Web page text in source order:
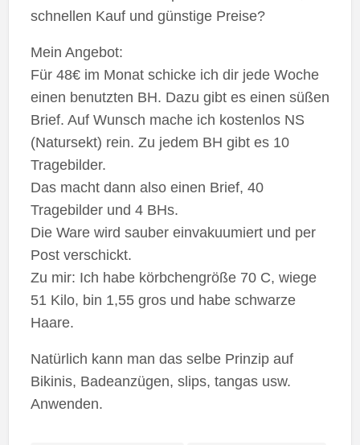
schnellen Kauf und günstige Preise?
Mein Angebot:
Für 48€ im Monat schicke ich dir jede Woche
einen benutzten BH. Dazu gibt es einen süßen
Brief. Auf Wunsch mache ich kostenlos NS
(Natursekt) rein. Zu jedem BH gibt es 10
Tragebilder.
Das macht dann also einen Brief, 40
Tragebilder und 4 BHs.
Die Ware wird sauber einvakuumiert und per
Post verschickt.
Zu mir: Ich habe körbchengröße 70 C, wiege
51 Kilo, bin 1,55 gros und habe schwarze
Haare.
Natürlich kann man das selbe Prinzip auf
Bikinis, Badeanzügen, slips, tangas usw.
Anwenden.